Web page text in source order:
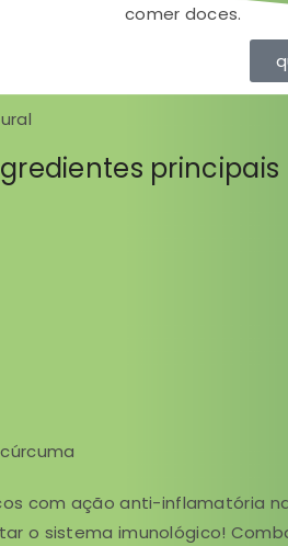
comer doces.
principais
com ação anti-inflamatória
o sistema imunológico!